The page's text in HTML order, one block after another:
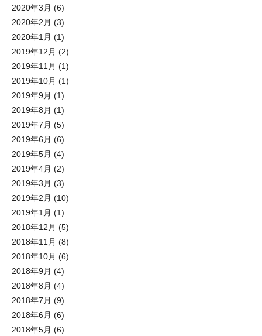
2020年3月 (6)
2020年2月 (3)
2020年1月 (1)
2019年12月 (2)
2019年11月 (1)
2019年10月 (1)
2019年9月 (1)
2019年8月 (1)
2019年7月 (5)
2019年6月 (6)
2019年5月 (4)
2019年4月 (2)
2019年3月 (3)
2019年2月 (10)
2019年1月 (1)
2018年12月 (5)
2018年11月 (8)
2018年10月 (6)
2018年9月 (4)
2018年8月 (4)
2018年7月 (9)
2018年6月 (6)
2018年5月 (6)